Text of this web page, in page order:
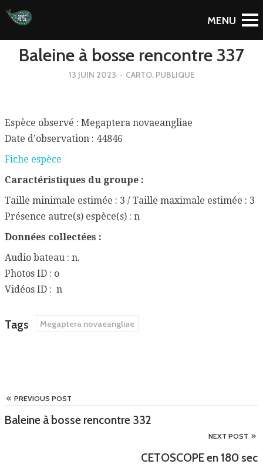
To Blog
Baleine à bosse rencontre 337
13 JUIN 2023 - CARTO, PUBLIQUE
Espèce observé : Megaptera novaeangliae
Date d’observation : 44846
Fiche espèce
Caractéristiques du groupe :
Taille minimale estimée : 3 / Taille maximale estimée : 3
Présence autre(s) espèce(s) : n
Données collectées :
Audio bateau : n.
Photos ID : o
Vidéos ID : n
Tags Megaptera novaeangliae
PREVIOUS POST
Baleine à bosse rencontre 332
NEXT POST
CETOSCOPE en 180 sec